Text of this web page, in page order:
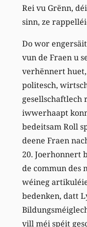
Rei vu Grënn,
sinn, ze
Do wor
vun de Fraen u
verhënnert
politesch,
gesellschaftlech
iwwerhaapt
bedeitsam Roll
deene Fraen
20. Joerhonnert
de commun des
wéineg
bedenken, datt
vill méi spéit